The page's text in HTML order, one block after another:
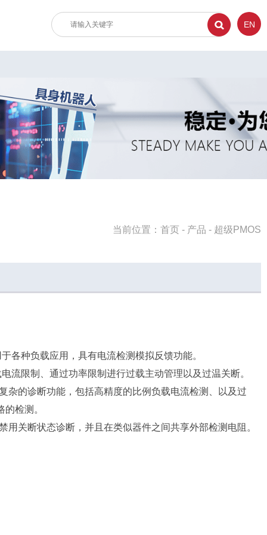
EN
当前位置： 首页 - 产品 - 超级PMOS
各种负载应用，具有电流检测模拟反馈功能。
流限制、通过功率限制进行过载主动管理以及过温关断。
杂的诊断功能，包括高精度的比例负载电流检测、以及过
检测。
关断状态诊断，并且在类似器件之间共享外部检测电阻。